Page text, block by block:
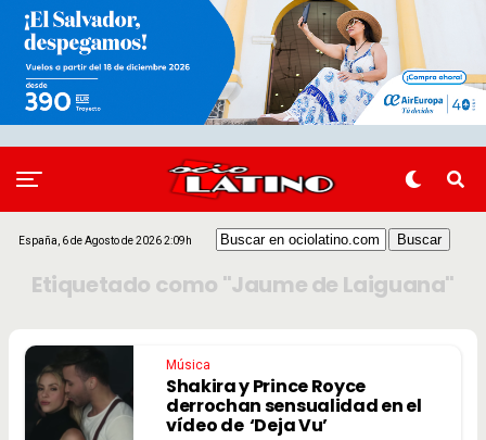
España, 6 de Agosto de 2026 2:09h
Etiquetado como "Jaume de Laiguana"
Música
Shakira y Prince Royce
derrochan sensualidad en el
vídeo de ‘Deja Vu’